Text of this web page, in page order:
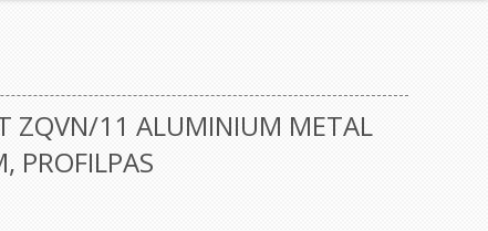
ZQVN/11 ALUMINIUM METAL
PROFILPAS